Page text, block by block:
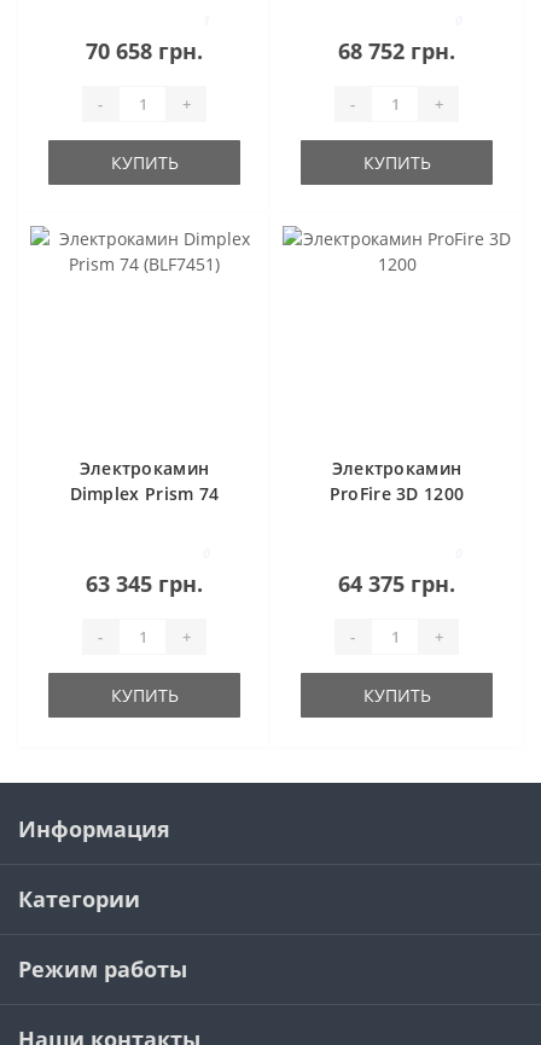
70 658 грн.
- +
КУПИТЬ
68 752 грн.
- +
КУПИТЬ
Электрокамин
Dimplex Prism 74
63 345 грн.
- +
КУПИТЬ
Электрокамин
ProFire 3D 1200
64 375 грн.
- +
КУПИТЬ
Информация
Категории
Режим работы
Наши контакты